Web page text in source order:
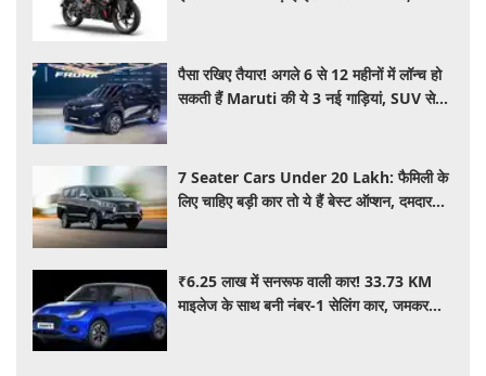
पैसा रखिए तैयार! अगले 6 से 12 महीनों में लॉन्च हो
सकती हैं Maruti की ये 3 नई गाड़ियां, SUV से
7 Seater Cars Under 20 Lakh: फैमिली के
लिए चाहिए बड़ी कार तो ये हैं बेस्ट ऑप्शन, दमदार
₹6.25 लाख में सनरूफ वाली कार! 33.73 KM
माइलेज के साथ बनी नंबर-1 सेलिंग कार, जमकर